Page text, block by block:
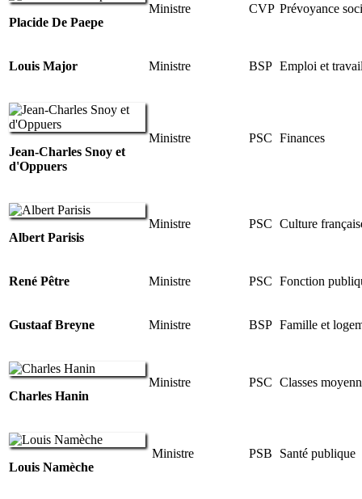
Placide De Paepe
Ministre CVP Prévoyance
Louis Major Ministre BSP Emploi et
Jean-Charles Snoy et
d'Oppuers
Ministre PSC Finances
Albert Parisis
Ministre PSC Culture
René Pêtre Ministre PSC Fonction
Gustaaf Breyne Ministre BSP Famille et
Charles Hanin
Ministre PSC Classes
Louis Namèche
Ministre PSB Santé publique